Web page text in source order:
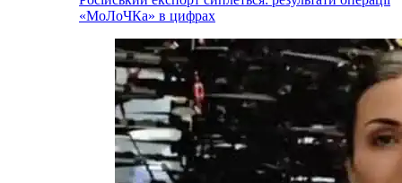
«МоЛоЧКа» в цифрах